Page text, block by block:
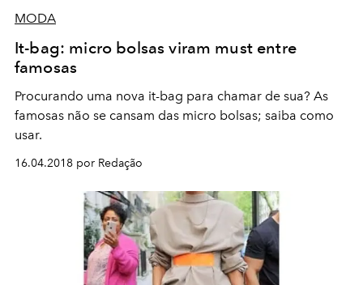
MODA
It-bag: micro bolsas viram must entre
famosas
Procurando uma nova it-bag para chamar de sua? As
famosas não se cansam das micro bolsas; saiba como
usar.
16.04.2018 por Redação